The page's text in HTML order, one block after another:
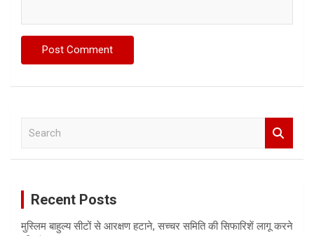
Recent Posts
मुस्लिम बाहुल्य सीटों से आरक्षण हटाने, सच्चर समिति की सिफारिशें लागू करने